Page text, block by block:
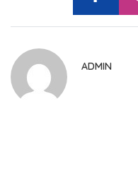
ADMIN